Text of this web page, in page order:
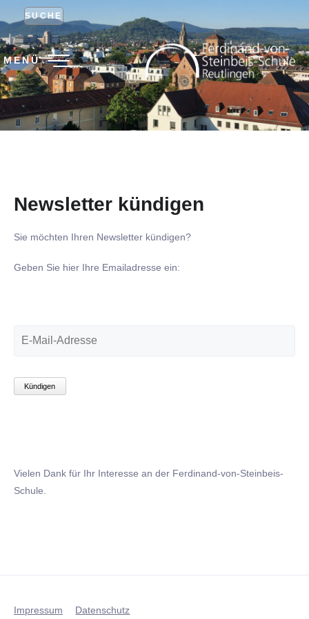
SUCHE
MENÜ
Newsletter kündigen
Sie möchten Ihren Newsletter kündigen?
Geben Sie hier Ihre Emailadresse ein:
Kündigen
Vielen Dank für Ihr Interesse an der Ferdinand-von-Steinbeis-
Schule.
Impressum Datenschutz